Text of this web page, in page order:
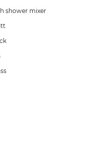
shower mixer